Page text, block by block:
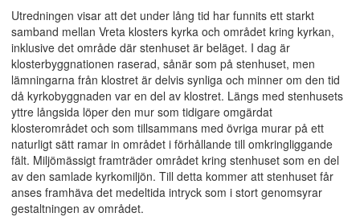
Utredningen visar att det under lång tid har funnits ett starkt
samband mellan Vreta klosters kyrka och området kring kyrkan,
inklusive det område där stenhuset är beläget. I dag är
klosterbyggnationen raserad, sånär som på stenhuset, men
lämningarna från klostret är delvis synliga och minner om den tid
då kyrkobyggnaden var en del av klostret. Längs med stenhusets
yttre långsida löper den mur som tidigare omgärdat
klosterområdet och som tillsammans med övriga murar på ett
naturligt sätt ramar in området i förhållande till omkringliggande
fält. Miljömässigt framträder området kring stenhuset som en del
av den samlade kyrkomiljön. Till detta kommer att stenhuset får
anses framhäva det medeltida intryck som i stort genomsyrar
gestaltningen av området.